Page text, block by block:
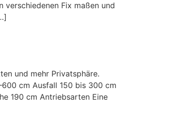
verschiedenen Fix maßen und
und mehr Privatsphäre.
cm Ausfall 150 bis 300 cm
190 cm Antriebsarten Eine